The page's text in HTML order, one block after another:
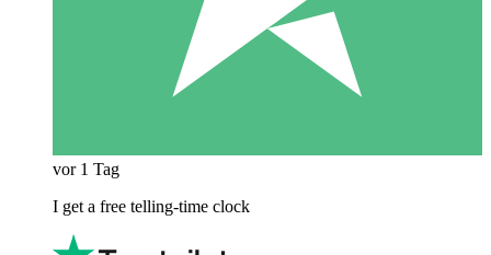
vor 1 Tag
I get a free telling-time clock